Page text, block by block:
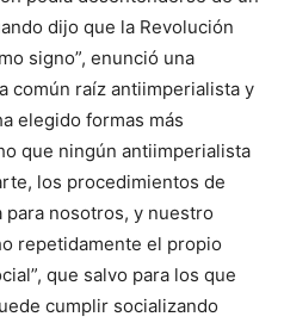
dijo que la Revolución
signo”, enunció una
común raíz antiimperialista y
elegido formas más
que ningún antiimperialista
los procedimientos de
para nosotros, y nuestro
repetidamente el propio
que salvo para los que
cumplir socializando